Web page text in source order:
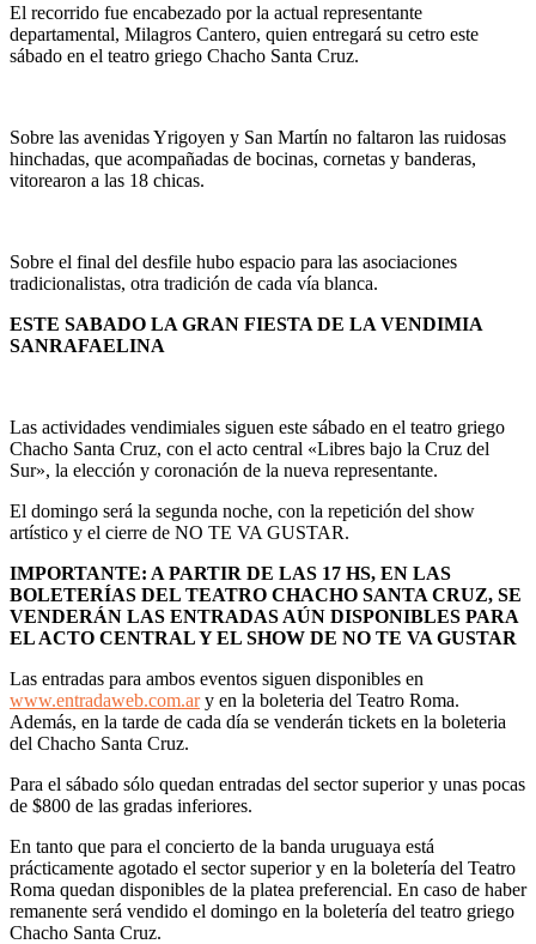
El recorrido fue encabezado por la actual representante
departamental, Milagros Cantero, quien entregará su cetro este
sábado en el teatro griego Chacho Santa Cruz.
Sobre las avenidas Yrigoyen y San Martín no faltaron las ruidosas
hinchadas, que acompañadas de bocinas, cornetas y banderas,
vitorearon a las 18 chicas.
Sobre el final del desfile hubo espacio para las asociaciones
tradicionalistas, otra tradición de cada vía blanca.
ESTE SABADO LA GRAN FIESTA DE LA VENDIMIA
SANRAFAELINA
Las actividades vendimiales siguen este sábado en el teatro griego
Chacho Santa Cruz, con el acto central «Libres bajo la Cruz del
Sur», la elección y coronación de la nueva representante.
El domingo será la segunda noche, con la repetición del show
artístico y el cierre de NO TE VA GUSTAR.
IMPORTANTE: A PARTIR DE LAS 17 HS, EN LAS
BOLETERÍAS DEL TEATRO CHACHO SANTA CRUZ, SE
VENDERÁN LAS ENTRADAS AÚN DISPONIBLES PARA
EL ACTO CENTRAL Y EL SHOW DE NO TE VA GUSTAR
Las entradas para ambos eventos siguen disponibles en
www.entradaweb.com.ary en la boleteria del Teatro Roma.
Además, en la tarde de cada día se venderán tickets en la boleteria
del Chacho Santa Cruz.
Para el sábado sólo quedan entradas del sector superior y unas pocas
de $800 de las gradas inferiores.
En tanto que para el concierto de la banda uruguaya está
prácticamente agotado el sector superior y en la boletería del Teatro
Roma quedan disponibles de la platea preferencial. En caso de haber
remanente será vendido el domingo en la boletería del teatro griego
Chacho Santa Cruz.